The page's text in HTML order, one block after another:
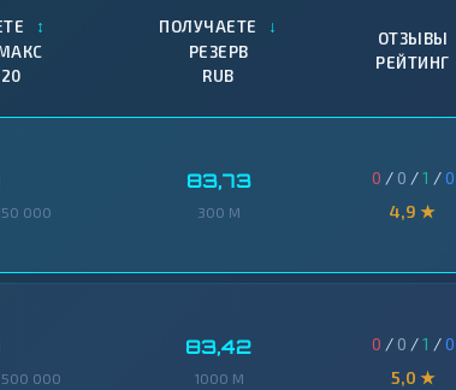
↕ ПОЛУЧАЕТЕ ↓
РЕЗЕРВ
RUB
ОТЗЫВЫ
РЕЙТИНГ
000
83,73
300 M
0 / 0 /1 /0
4,9 ★
000
83,42
1000 M
0 / 0 /1 /0
5,0 ★